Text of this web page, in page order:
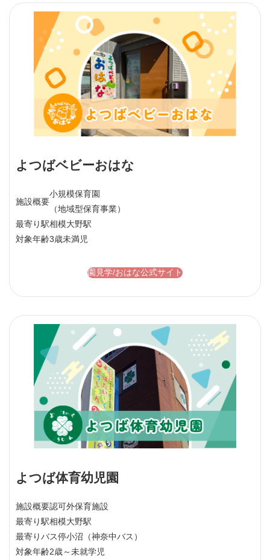
よつばベビーおはな
施設概要
小規模保育園
（地域型保育事業）
最寄り駅相模大野駅
対象年齢3歳未満児
園見学/おはな公式サイト
よつば体育幼児園
施設概要認可外保育施設
最寄り駅相模大野駅
最寄りバス停小沼（神奈中バス）
対象年齢2歳～未就学児